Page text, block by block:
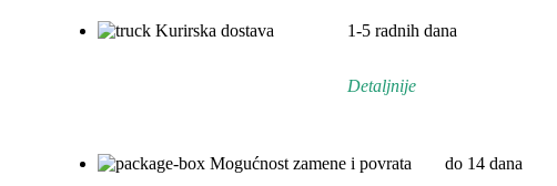
Kurirska dostava 1-5 radnih dana
Detaljnije
Mogućnost zamene i povrata do 14 dana